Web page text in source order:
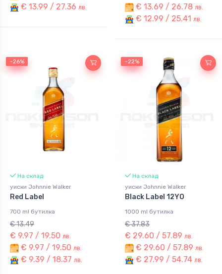
€ 13.99 / 27.36 лв. € 13.69 / 26.78 лв.
€ 12.99 / 25.41 лв.
-26%
-26%
На склад
уиски Johnnie Walker
Red Label
700 ml бутилка
€ 13.49
€ 9.97 / 19.50 лв.
€ 9.97 / 19.50 лв.
€ 9.39 / 18.37 лв.
-22%
-22%
На склад
уиски Johnnie Walker
Black Label 12YO
1000 ml бутилка
€ 37.83
€ 29.60 / 57.89 лв.
€ 29.60 / 57.89 лв.
€ 27.99 / 54.74 лв.